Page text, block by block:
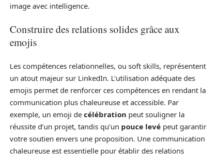
image avec intelligence.
Construire des relations solides grâce aux
emojis
Les compétences relationnelles, ou soft skills, représentent
un atout majeur sur LinkedIn. L’utilisation adéquate des
emojis permet de renforcer ces compétences en rendant la
communication plus chaleureuse et accessible. Par
exemple, un emoji de célébration peut souligner la
réussite d’un projet, tandis qu’un pouce levé peut garantir
votre soutien envers une proposition. Une communication
chaleureuse est essentielle pour établir des relations